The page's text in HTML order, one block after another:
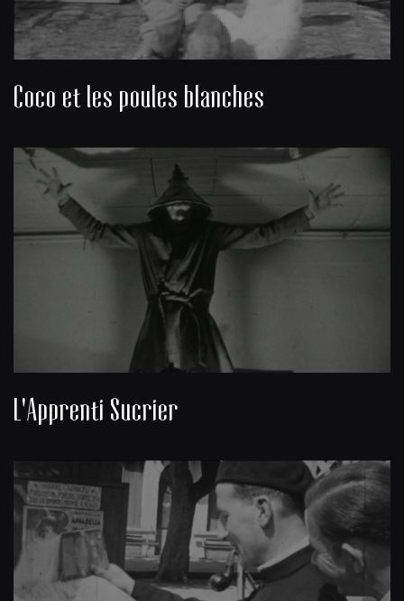
Coco et les poules blanches
L'Apprenti Sucrier